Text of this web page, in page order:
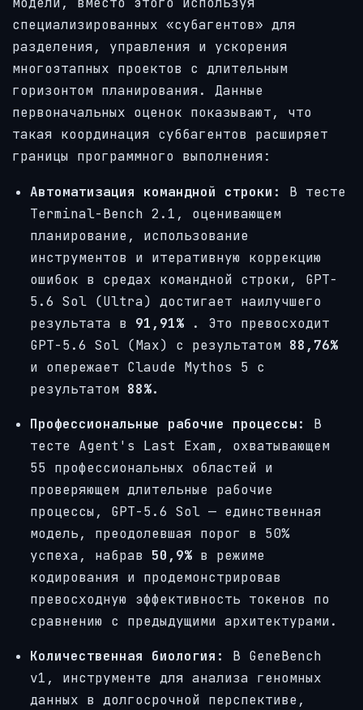
специализированных «субагентов» для
разделения, управления и ускорения
многоэтапных проектов с длительным
горизонтом планирования. Данные
первоначальных оценок показывают, что
такая координация суббагентов расширяет
границы программного выполнения:
Автоматизация командной строки:
В тесте
Terminal-Bench 2.1, оценивающем
планирование, использование
инструментов и итеративную коррекцию
ошибок в средах командной строки, GPT-
5.6 Sol (Ultra) достигает наилучшего
результата в 91,91% . Это превосходит
GPT-5.6 Sol (Max) с результатом 88,76%
и опережает Claude Mythos 5 с
результатом 88%.
Профессиональные рабочие процессы:
В
тесте Agent's Last Exam, охватывающем
55 профессиональных областей и
проверяющем длительные рабочие
процессы, GPT-5.6 Sol — единственная
модель, преодолевшая порог в 50%
успеха, набрав 50,9% в режиме
кодирования и продемонстрировав
превосходную эффективность токенов по
сравнению с предыдущими архитектурами.
Количественная биология:
В GeneBench
v1, инструменте для анализа геномных
данных в долгосрочной перспективе,